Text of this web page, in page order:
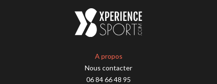
A propos
Nous contacter
06 84 66 48 95